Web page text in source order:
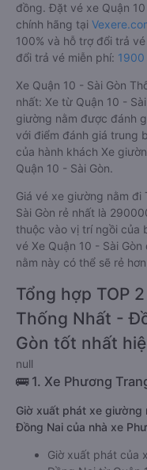
đồng. Đặt vé xe Quận
chính hãng tại
100% và hỗ trợ đổi trả
đổi trả vé miễn phí:
Xe Quận 10 - Sài Gòn
nhất: Xe từ Quận 10 -
giường nằm được đánh
với điểm đánh giá trung
của hành khách Xe
Quận 10 - Sài Gòn.
Giá vé xe giường nằm
Sài Gòn rẻ nhất là
thuộc vào vị trí ngồi của
vé Xe Quận 10 - Sài
nằm này có thể sẽ rẻ hơn
Tổng hợp TOP
Thống Nhất -
Gòn tốt nhất
null
🚌 1. Xe Phương
Giờ xuất phát xe giường
Đồng Nai của nhà xe
Giờ xuất phát của